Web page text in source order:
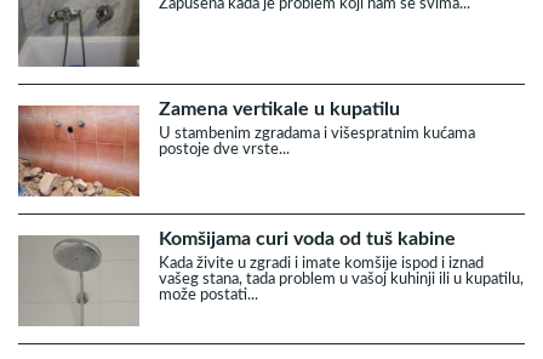
Zapušena kada je problem koji nam se svima...
Zamena vertikale u kupatilu
U stambenim zgradama i višespratnim kućama
postoje dve vrste...
Komšijama curi voda od tuš kabine
Kada živite u zgradi i imate komšije ispod i iznad
vašeg stana, tada problem u vašoj kuhinji ili u kupatilu,
može postati...